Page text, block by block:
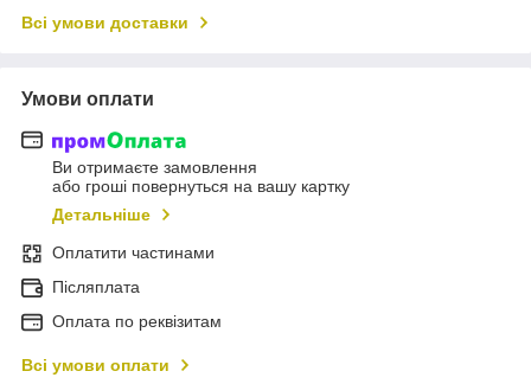
Всі умови доставки
Умови оплати
Ви отримаєте замовлення
або гроші повернуться на вашу картку
Детальніше
Оплатити частинами
Післяплата
Оплата по реквізитам
Всі умови оплати